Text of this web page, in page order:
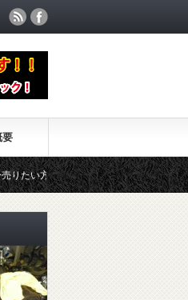
要
方、買いたい方必見】”委託販売”はじめ